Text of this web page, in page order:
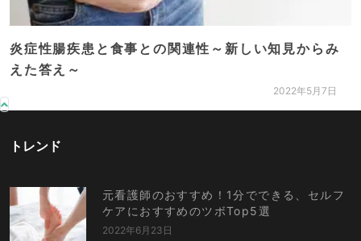
炎症性腸疾患と食事との関連性～新しい知見からみ
えた答え～
2022年5月7日
トレンド
元看護師のおすすめ！1分でできる、セルフ
ケアにおすすめのツボTop5選
2022年6月23日